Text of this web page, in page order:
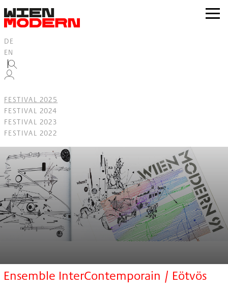
springen
zur
DE
EN
FESTIVAL 2025
FESTIVAL 2024
FESTIVAL 2023
FESTIVAL 2022
Ensemble InterContemporain / Eötvös